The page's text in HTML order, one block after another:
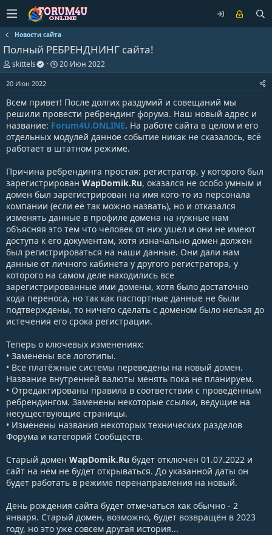
Новости сайта
Полный РЕБРЕНДНИНГ сайта!
А
в
т
о
р
т
е
м
ы
skittels
Д
а
а
н
а
ч
а
л
а
20 Июн 2022
20 Июн 2022
Всем привет! После долгих раздумий и совещаний мы
решили провести ребрендинг форума. Наш новый адрес и
название: Forum4U.ONLINE. На работе сайта в целом и его
отдельных модулей данное событие никак не сказалось, всё
работает в штатном режиме.
Причина ребрендинга простая: регистратор, у которого был
зарегистрирован WapDomik.Ru, оказался не особо умным и
домен был зарегистрирован на имя кого-то из персонала
компании (если её так можно назвать), но и отказался
изменять данные в профиле домена на нужные нам
объясняя это тем что человек от них ушёл и они не имеют
доступа к его документам, хотя изначально домен должен
был регистрироваться на наши данные. Они дали нам
данные от личного кабинета у другого регистратора, у
которого на самом деле находились все
зарегистрированные ими домены, хотя было достаточно
кода переноса, но так как паспортные данные не были
подтверждены, то ничего сделать с доменом было нельзя до
истечения его срока регистрации.
Теперь о ключевых изменениях:
• Заменены все логотипы.
• Все платёжные системы переведены на новый домен.
Название внутренней валюты менять пока не планируем.
• Отредактированы правила в соответствии с проведённым
ребрендингом. Заменены некоторые ссылки, ведущие на
несуществующие страницы.
• Изменены названия некоторых технических разделов
Форума и категорий Сообществ.
Старый домен WapDomik.Ru будет отключен 01.07.2022 и
сайт на нём не будет открываться. До указанной даты он
будет работать в режиме перенаправления на новый.
День рождения сайта будет отмечаться как обычно - 2
января. Старый домен, возможно, будет возвращён в 2023
году, но это уже совсем другая история...